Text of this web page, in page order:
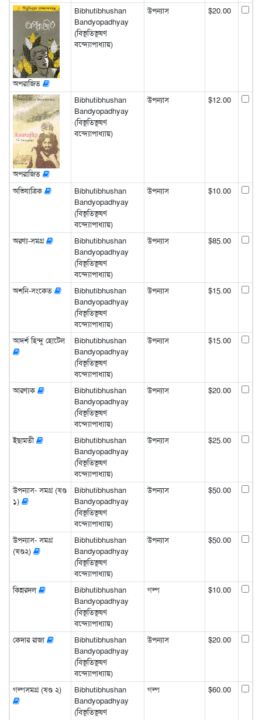
অপরাজিত
Bibhutibhushan
Bandyopadhyay
(বিভূতিভূষণ
বন্দ্যোপাধ্যায়)
উপন্যাস $20.00
অপরাজিত
Bibhutibhushan
Bandyopadhyay
(বিভূতিভূষণ
বন্দ্যোপাধ্যায়)
উপন্যাস $12.00
অভিযাত্রিক
Bibhutibhushan
Bandyopadhyay
(বিভূতিভূষণ
বন্দ্যোপাধ্যায়)
উপন্যাস $10.00
অরণ্য-সমগ্র
Bibhutibhushan
Bandyopadhyay
(বিভূতিভূষণ
বন্দ্যোপাধ্যায়)
উপন্যাস $85.00
অশনি-সংকেত
Bibhutibhushan
Bandyopadhyay
(বিভূতিভূষণ
বন্দ্যোপাধ্যায়)
উপন্যাস $15.00
আদর্শ হিন্দু হোটেল
Bibhutibhushan
Bandyopadhyay
(বিভূতিভূষণ
বন্দ্যোপাধ্যায়)
উপন্যাস $15.00
আরণ্যক
Bibhutibhushan
Bandyopadhyay
(বিভূতিভূষণ
বন্দ্যোপাধ্যায়)
উপন্যাস $20.00
ইছামতী
Bibhutibhushan
Bandyopadhyay
(বিভূতিভূষণ
বন্দ্যোপাধ্যায়)
উপন্যাস $25.00
উপন্যাস- সমগ্র (খণ্ড
১)
Bibhutibhushan
Bandyopadhyay
(বিভূতিভূষণ
বন্দ্যোপাধ্যায়)
উপন্যাস $50.00
উপন্যাস- সমগ্র
(খণ্ড২)
Bibhutibhushan
Bandyopadhyay
(বিভূতিভূষণ
বন্দ্যোপাধ্যায়)
উপন্যাস $50.00
কিন্নরদল
Bibhutibhushan
Bandyopadhyay
(বিভূতিভূষণ
বন্দ্যোপাধ্যায়)
গল্প $10.00
কেদার রাজা
Bibhutibhushan
Bandyopadhyay
(বিভূতিভূষণ
বন্দ্যোপাধ্যায়)
উপন্যাস $20.00
গল্পসমগ্র (খণ্ড ২)
Bibhutibhushan
Bandyopadhyay
(বিভূতিভূষণ
গল্প $60.00